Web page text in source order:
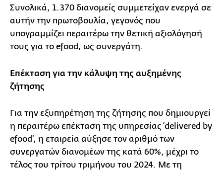
Συνολικά, 1.370 διανομείς συμμετείχαν ενεργά σε
αυτήν την πρωτοβουλία, γεγονός που
υπογραμμίζει περαιτέρω την θετική αξιολόγησή
τους για το efood, ως συνεργάτη.
Επέκταση για την κάλυψη της αυξημένης
ζήτησης
Για την εξυπηρέτηση της ζήτησης που δημιουργεί
η περαιτέρω επέκταση της υπηρεσίας ‘delivered by
efood’, η εταιρεία αύξησε τον αριθμό των
συνεργατών διανομέων της κατά 60%, μέχρι το
τέλος του τρίτου τριμήνου του 2024. Με τη